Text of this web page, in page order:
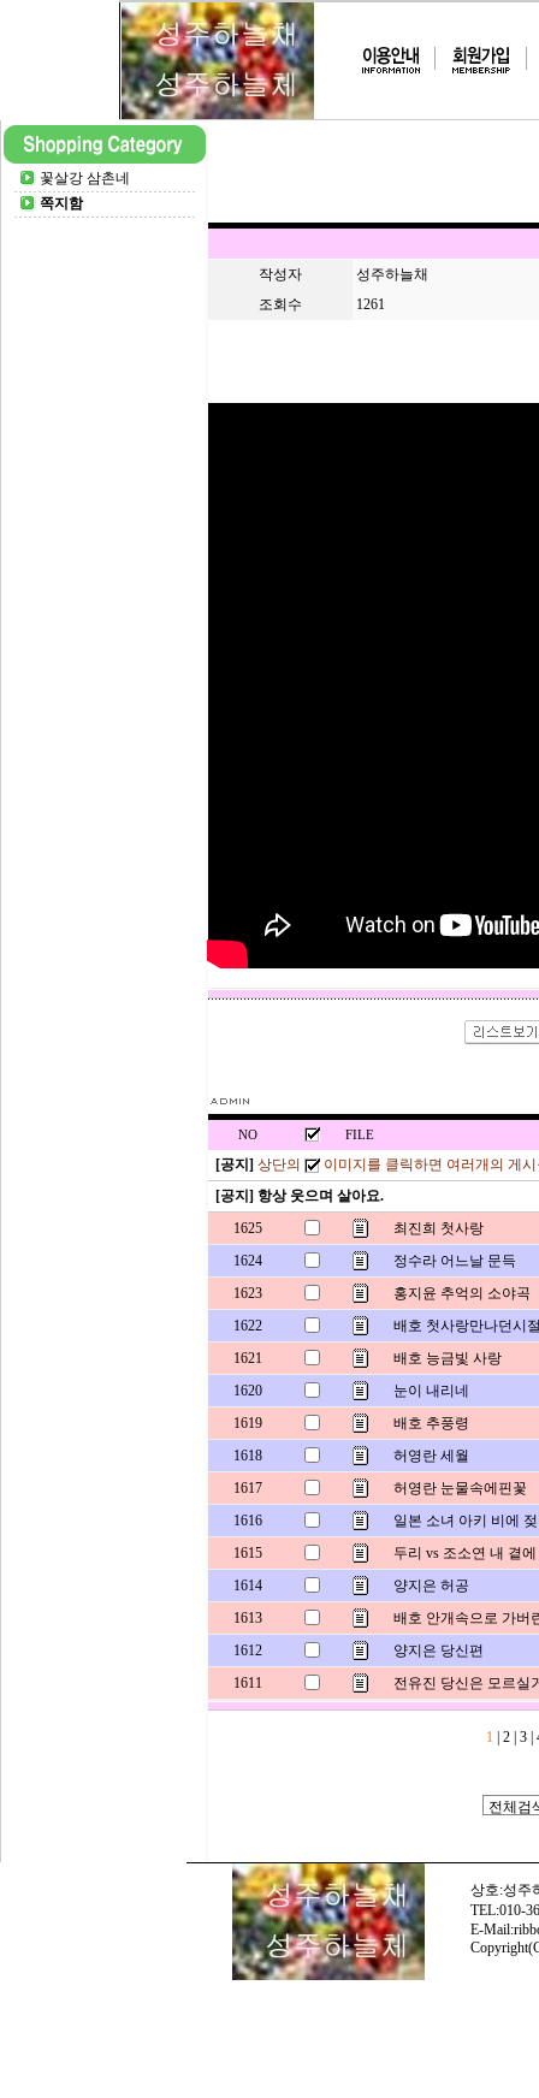
꽃살강 삼촌네
쪽지함
작성자
성주하늘채
조회수
1261
NO FILE
[공지] 상단의
이미지를 클릭하면 여러개의 게
[공지] 항상 웃으며 살아요.
1625
최진희 첫사랑
1624
정수라 어느날 문득
1623
홍지윤 추억의 소야곡
1622
배호 첫사랑만나던시
1621
배호 능금빛 사랑
1620
눈이 내리네
1619
배호 추풍령
1618
허영란 세월
1617
허영란 눈물속에핀꽃
1616
일본 소녀 아키 비에
1615
두리 vs 조소연 내 곁
1614
양지은 허공
1613
배호 안개속으로 가버
1612
양지은 당신편
1611
전유진 당신은 모르실
1 2 | 3 |
상호:성주
TEL:010-
E-